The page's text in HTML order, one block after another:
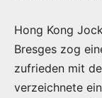
Hong Kong
Bresges zog
zufrieden mit
verzeichnete